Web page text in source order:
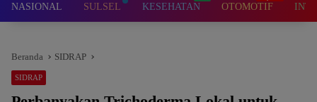
NASIONAL SULSEL KESEHATAN OTOMOTIF
Beranda SIDRAP
SIDRAP